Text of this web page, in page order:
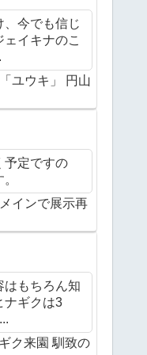
今でも信じ
イキナのこ
ユウキ」 円山
予定ですの
インで展示再
はもちろん知
ナギクは3
ク来園 馴致の